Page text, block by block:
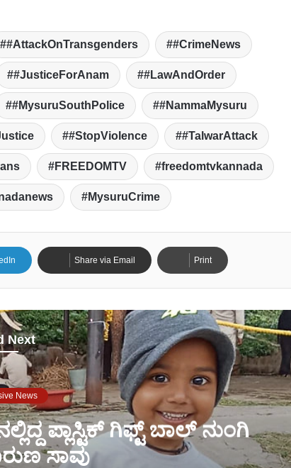
#AttackOnTransgenders #CrimeNews
#JusticeForAnam #LawAndOrder
#MysuruSouthPolice #NammaMysuru
#StopViolence #TalwarAttack
FREEDOMTV freedomtvkannada
MysuruCrime
Share via Email Print
Next
News
ಪ್ಲಾಸ್ಟಿಕ್ ಗಿಫ್ಟ್ ಬಾಲ್ ನುಂಗಿ
ಸಾವು